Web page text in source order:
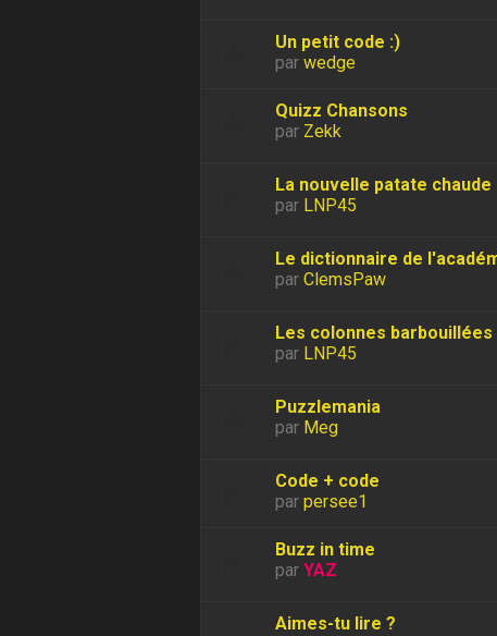
Un petit code :)
par wedge
Quizz Chansons
par Zekk
La nouvelle patate chaude
par LNP45
Le dictionnaire de
par ClemsPaw
Les colonnes barbouillées
par LNP45
Puzzlemania
par Meg
Code + code
par persee1
Buzz in time
par YAZ
Aimes-tu lire ?